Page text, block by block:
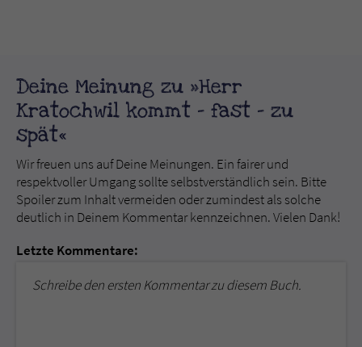
Deine Meinung zu »Herr
Kratochwil kommt - fast - zu
spät«
Wir freuen uns auf Deine Meinungen. Ein fairer und
respektvoller Umgang sollte selbstverständlich sein. Bitte
Spoiler zum Inhalt vermeiden oder zumindest als solche
deutlich in Deinem Kommentar kennzeichnen. Vielen Dank!
Letzte Kommentare:
Schreibe den ersten Kommentar zu diesem Buch.